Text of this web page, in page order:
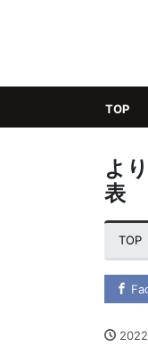
TOP
よ
表
TOP